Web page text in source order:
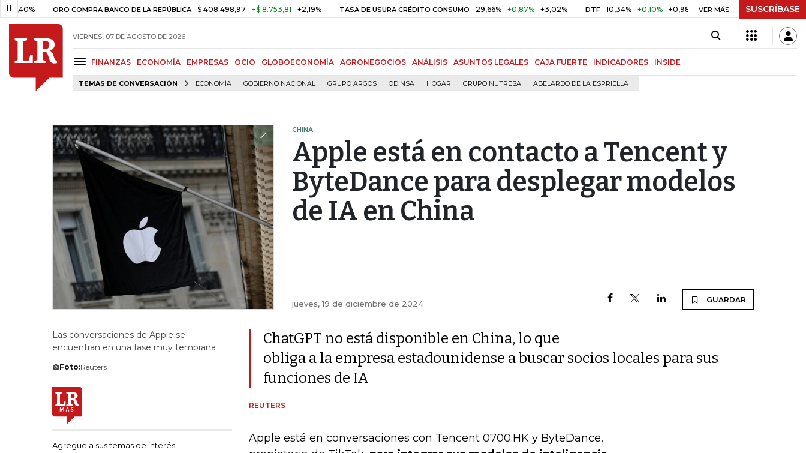
ORO COMPRA BANCO DE LA REPÚBLICA $ 408.498,97 +$ 8.753,81 +2,19% TASA DE USURA CRÉDITO CONSUMO 29,66% +0,87% +3,02% DTF 10,34% +0,10% +0,98% UVR $ 416,96 +$ 0,05 +0,01%
VER MÁS SUSCRÍBASE
VIERNES, 07 DE AGOSTO DE 2026
FINANZAS ECONOMÍA EMPRESAS OCIO GLOBOECONOMÍA AGRONEGOCIOS ANÁLISIS ASUNTOS LEGALES CAJA FUERTE INDICADORES INSIDE
TEMAS DE CONVERSACIÓN ECONOMÍA GOBIERNO NACIONAL GRUPO ARGOS ODINSA HOGAR GRUPO NUTRESA ABELARDO DE LA ESPRIELLA
CHINA
Apple está en contacto a Tencent y
ByteDance para desplegar modelos
de IA en China
jueves, 19 de diciembre de 2024 GUARDAR
Las conversaciones de Apple se
encuentran en una fase muy temprana
Foto:Reuters
Agregue a sus temas de interés
ChatGPT no está disponible en China, lo que
obliga a la empresa estadounidense a buscar socios locales para sus
funciones de IA
REUTERS
Apple está en conversaciones con Tencent 0700.HK y ByteDance,